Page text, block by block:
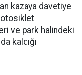
kazaya davetiye
ve park halindeki
kaldığı